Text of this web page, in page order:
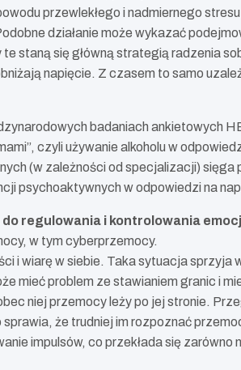
przewlekłego i nadmiernego
działanie może wykazać
staną się główną strategią radzenia
napięcie. Z czasem to samo
badaniach ankietowych
czyli używanie alkoholu w
(w zależności od specjalizacji)
psychoaktywnych w odpowiedzi na
regulowania i kontrolowania
w tym cyberprzemocy.
i wiarę w siebie. Taka sytuacja
mieć problem ze stawianiem granic i
niej przemocy leży po jej stronie.
że trudniej im rozpoznać
impulsów, co przekłada się